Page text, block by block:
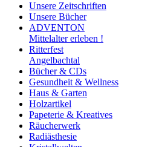
Unsere Zeitschriften
Unsere Bücher
ADVENTON
Mittelalter erleben !
Ritterfest
Angelbachtal
Bücher & CDs
Gesundheit & Wellness
Haus & Garten
Holzartikel
Papeterie & Kreatives
Räucherwerk
Radiästhesie